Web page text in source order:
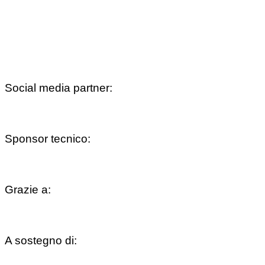
Social media partner:
Sponsor tecnico:
Grazie a:
A sostegno di: